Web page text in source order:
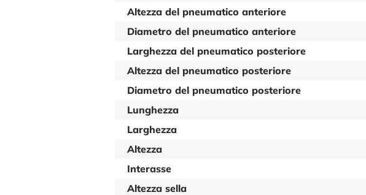
Altezza del pneumatico anteriore
Diametro del pneumatico anteriore
Larghezza del pneumatico posteriore
Altezza del pneumatico posteriore
Diametro del pneumatico posteriore
Lunghezza
Larghezza
Altezza
Interasse
Altezza sella